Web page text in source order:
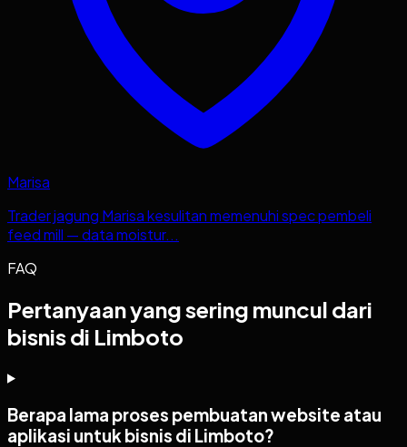
Marisa
Trader jagung Marisa kesulitan memenuhi spec pembeli
feed mill — data moistur...
FAQ
Pertanyaan yang sering muncul dari
bisnis di Limboto
Berapa lama proses pembuatan website atau
aplikasi untuk bisnis di Limboto?